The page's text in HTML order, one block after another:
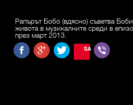
Рапърът Бобо (вдясно) съветва
живота в музикалните среди в
през март 2013.
SAVE